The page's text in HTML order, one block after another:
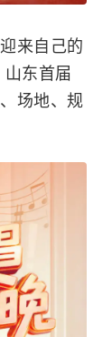
来自己的
东首届
场地、规